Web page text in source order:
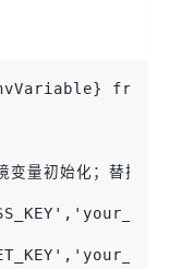
from
变量初始化；替